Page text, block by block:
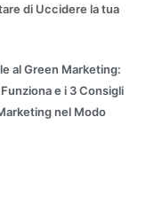
di Uccidere la tua
al Green Marketing:
e i 3 Consigli
nel Modo